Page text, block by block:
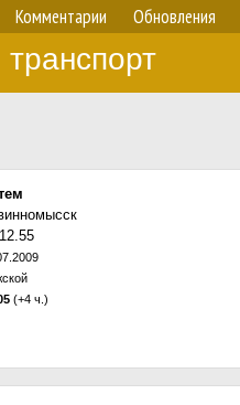
Комментарии Обновления
(+4 ч.)